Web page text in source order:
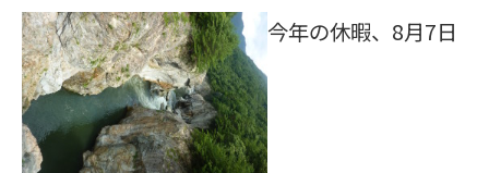
今年の休暇、8月7日